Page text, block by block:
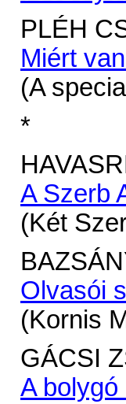
PLÉH
Miért
(A
*
A Szerb
(Két
Olvasói
(Kornis
GÁCSI
A bolygó